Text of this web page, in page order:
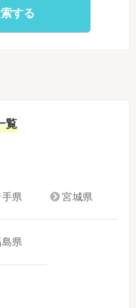
覧
県 宮城県
島県